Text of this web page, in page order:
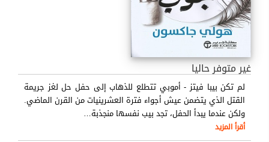
غير متوفر حاليا
لم تكن بيبا فيتز - أموبي تتطلع للذهاب إلى حفل حل لغز جريمة
القتل الذي يتضمن عيش أجواء فترة العشرينيات من القرن الماضي.
ولكن عندما يبدأ الحفل، تجد بيب نفسها منجذبة…
أقرأ المزيد